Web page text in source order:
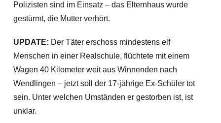
Polizisten sind im Einsatz – das Elternhaus wurde
gestürmt, die Mutter verhört.
UPDATE: Der Täter erschoss mindestens elf
Menschen in einer Realschule, flüchtete mit einem
Wagen 40 Kilometer weit aus Winnenden nach
Wendlingen – jetzt soll der 17-jährige Ex-Schüler tot
sein. Unter welchen Umständen er gestorben ist, ist
unklar.